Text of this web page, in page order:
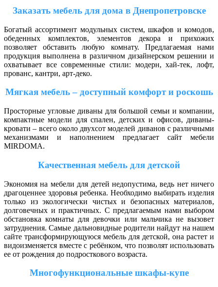
Заказать мебель для дома в Днепропетровске
Богатый ассортимент модульных систем, шкафов и комодов,
обеденных комплектов, элементов декора и прихожих
позволяет обставить любую комнату. Предлагаемая нами
продукция выполнена в различном дизайнерском решении и
охватывает все современные стили: модерн, хай-тек, лофт,
прованс, кантри, арт-деко.
Мягкая мебель – доступный комфорт и роскошь
Просторные угловые диваны для большой семьи и компании,
компактные модели для спален, детских и офисов, диваны-
кровати – всего около двухсот моделей диванов с различными
механизмами и наполнением предлагает сайт мебели
MIRDOMA.
Качественная мебель для детской
Экономия на мебели для детей недопустима, ведь нет ничего
драгоценнее здоровья ребенка. Необходимо выбирать изделия
только из экологически чистых и безопасных материалов,
долговечных и практичных. С предлагаемым нами выбором
обстановка комнаты для девочки или мальчика не вызовет
затруднения. Самые дальновидные родители найдут на нашем
сайте трансформирующуюся мебель для детской, она растет и
видоизменяется вместе с ребёнком, что позволят использовать
ее от рождения до подросткового возраста.
Многофункциональные шкафы-купе